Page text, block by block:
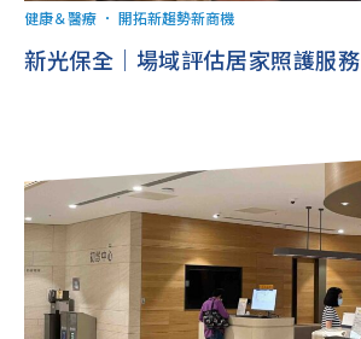
健康＆醫療 ． 開拓新趨勢新商機
新光保全｜場域評估居家照護服務